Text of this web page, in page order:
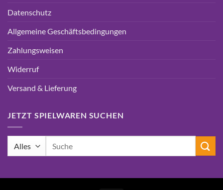
Datenschutz
Allgemeine Geschäftsbedingungen
Zahlungsweisen
Widerruf
Versand & Lieferung
JETZT SPIELWAREN SUCHEN